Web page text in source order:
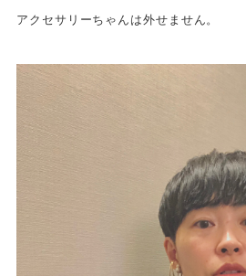
アクセサリーちゃんは外せません。